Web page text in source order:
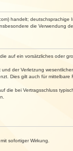
handelt; deutschsprachige
die Verwendung
auf ein vorsätzliches oder
der Verletzung
Dies gilt auch für mittelbare
die bei Vertragsschluss
sofortiger Wirkung.